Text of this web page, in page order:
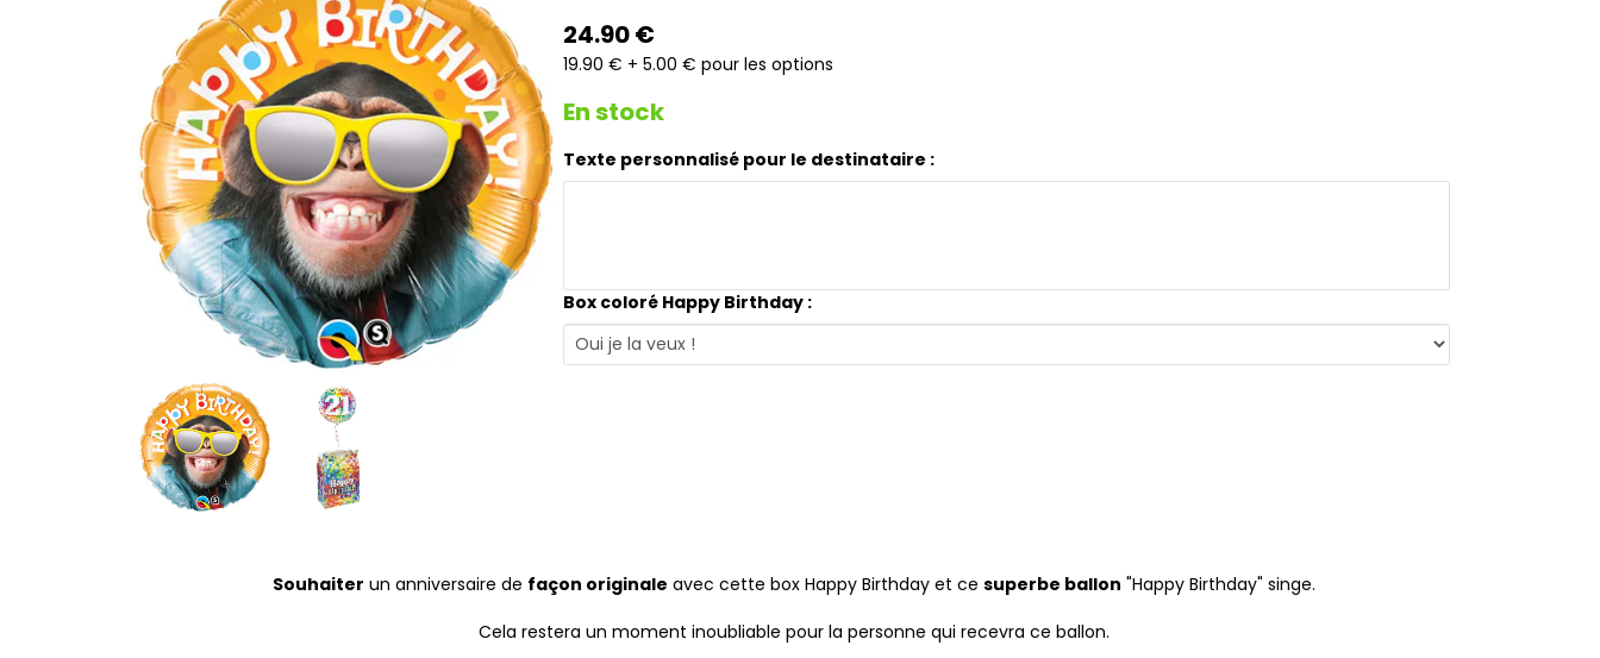
24.90 €
19.90 € + 5.00 € pour les options
En stock
Texte personnalisé pour le destinataire :
Box coloré Happy Birthday :
Souhaiter un anniversaire de façon originale avec cette box Happy Birthday et ce superbe ballon "Happy Birthday" singe.
Cela restera un moment inoubliable pour la personne qui recevra ce ballon.